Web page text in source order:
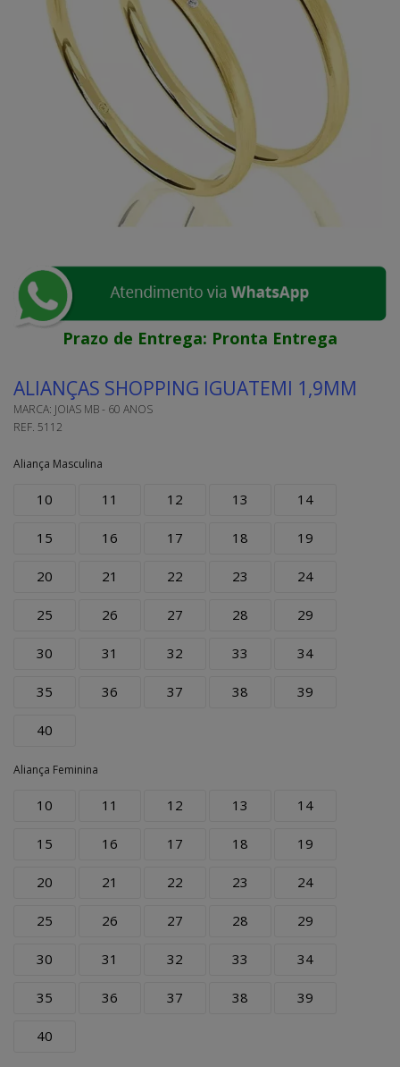
Prazo de Entrega: Pronta Entrega
ALIANÇAS SHOPPING IGUATEMI 1,9MM
MARCA: JOIAS MB - 60 ANOS
REF. 5112
Aliança Masculina
10 11 12 13 14
15 16 17 18 19
20 21 22 23 24
25 26 27 28 29
30 31 32 33 34
35 36 37 38 39
40
Aliança Feminina
10 11 12 13 14
15 16 17 18 19
20 21 22 23 24
25 26 27 28 29
30 31 32 33 34
35 36 37 38 39
40